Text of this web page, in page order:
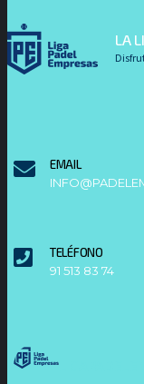
LA
EMAIL
TELÉFONO
91 513 83 74